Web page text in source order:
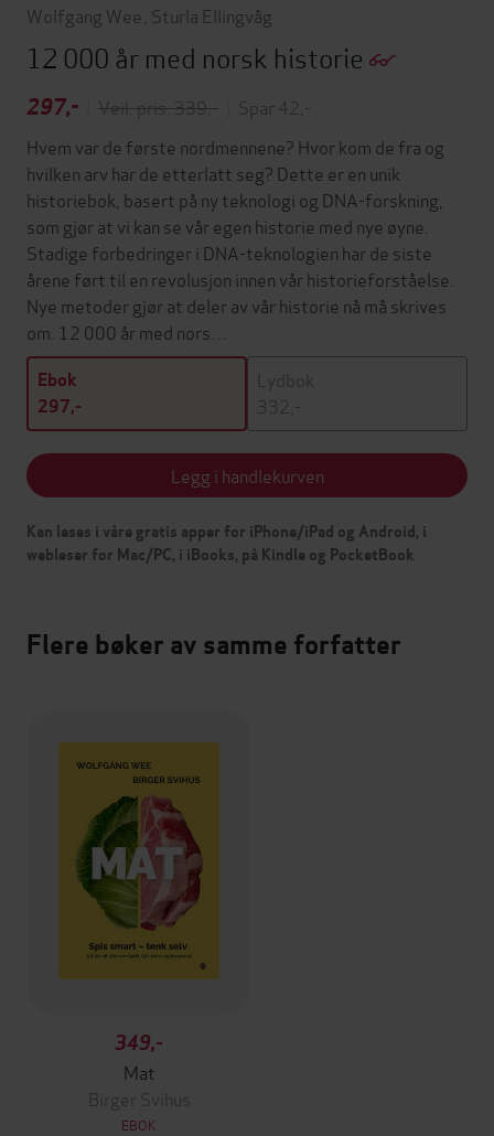
Wolfgang Wee Sturla Ellingvåg
12 000 år med norsk historie
297,- Veil. pris: 339,-
Spar 42,-
Hvem var de første nordmennene? Hvor kom de fra og
hvilken arv har de etterlatt seg? Dette er en unik
historiebok, basert på ny teknologi og DNA-forskning,
som gjør at vi kan se vår egen historie med nye øyne.
Stadige forbedringer i DNA-teknologien har de siste
årene ført til en revolusjon innen vår historieforståelse.
Nye metoder gjør at deler av vår historie nå må skrives
om. 12 000 år med nors…
Ebok
297,-
Lydbok
332,-
Legg i handlekurven
Kan leses i våre gratis apper for iPhone/iPad og Android, i
webleser for Mac/PC, i iBooks, på Kindle og PocketBook
Flere bøker av samme forfatter
349,-
Mat
Birger Svihus
EBOK